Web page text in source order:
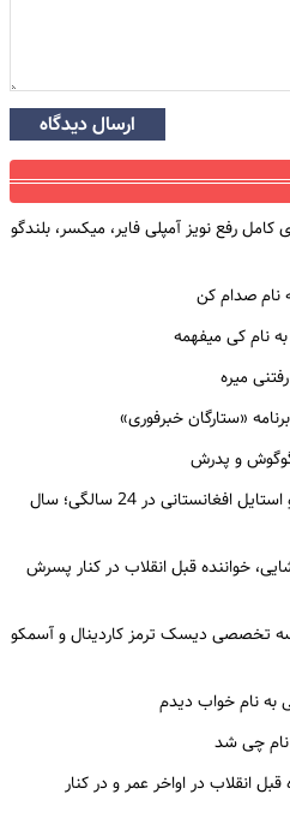
ارسال دیدگاه
رفع نویز آمپلی فایر، میکسر، بلندگو
نام صدام کن
نام کی میفهمه
میره
«ستارگان خبرفوری»
و پدرش
سفر به گذشته؛ گوگوش با تیپ و استایل افغانستانی در 24 سالگی؛ سال
خواننده قبل انقلاب در کنار پسرش
تخصصی دیسک ترمز کاردینال و آسمکو
به نام خواب دیدم
نام چی شد
انقلاب در اواخر عمر و در کنار